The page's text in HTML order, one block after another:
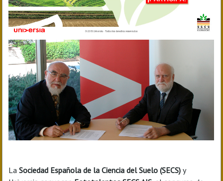
LaSociedad Española de la Ciencia del Suelo (SECS) y